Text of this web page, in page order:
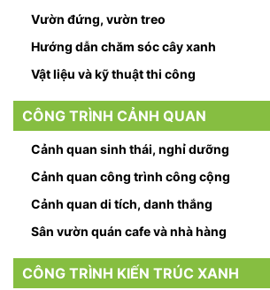
Vườn đứng, vườn treo
Hướng dẫn chăm sóc cây xanh
Vật liệu và kỹ thuật thi công
CÔNG TRÌNH CẢNH QUAN
Cảnh quan sinh thái, nghỉ dưỡng
Cảnh quan công trình công cộng
Cảnh quan di tích, danh thắng
Sân vườn quán cafe và nhà hàng
CÔNG TRÌNH KIẾN TRÚC XANH